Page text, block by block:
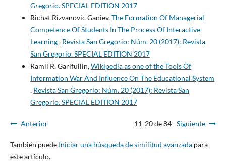
Gregorio. SPECIAL EDITION 2017
Richat Rizvanovic Ganiev,The Formation Of Managerial
Competence Of Students In The Process Of Interactive
Learning, Revista San Gregorio: Núm. 20 (2017): Revista
San Gregorio. SPECIAL EDITION 2017
Ramil R. Garifullin,Wikipedia as one of the Tools Of
Information War And Influence On The Educational System
, Revista San Gregorio: Núm. 20 (2017): Revista San
Gregorio. SPECIAL EDITION 2017
Anterior 11-20 de 84 Siguiente
También puede Iniciar una búsqueda de similitud avanzadapara
este artículo.